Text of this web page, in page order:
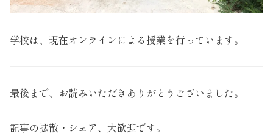
学校は、現在オンラインによる授業を行っています。
最後まで、お読みいただきありがとうございました。
記事の拡散・シェア、大歓迎です。